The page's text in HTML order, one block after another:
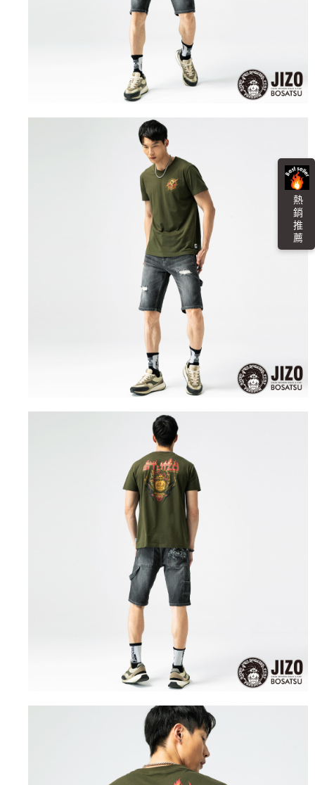
熱 銷 推 薦
2.基於同意付款使用「大哥付你分期」之契約關係目的，商店將以您的個人
資料（包含姓名、電話或地址）提供予台灣大哥大進項蒐集、處理及利用，
由本公司與您本人進行分期帳單所需資料之確認、核對及更正。
3.完整用戶服務條款，請詳閱以下連結：
https://oppay.tw/userRule
※ 交易是否成功請以「AFTEE先享後付 」之結帳頁面顯示為準，若有關於
是否繳費成功／繳費後需取消欲退款等相關疑問，請聯繫「AFTEE先享後付
https://netprotections.freshdesk.com/support/home
１．透過由恩沛科技股份有限公司提供之「AFTEE先享後付」服務完成之交
易，需依本服務之必要範圍內提供個人資料，並將交易相關給付款項請求債
權轉讓予恩沛科技股份有限公司。
３．未成年的使用者請事先徵得法定代理人或監護人之同意方可使用
「AFTEE先享後付」，若未經同意申辦者引起之損失，本公司不負相關責
４．使用「AFTEE先享後付」時，將依據個別帳號之用戶狀況，依本公司即
時審查核予不同之上限額度；若仍有額度不足之情形，本公司將視審查結果
５．嚴禁一人註冊多個帳號或使用他人資訊註冊。若發現惡意使用之情形，
恩沛科技股份有限公司將有權停止該用戶之使用額度並採取法律行動。
每筆NT$60，滿NT$3,000(含以上)免運費
每筆NT$80，滿NT$3,000(含以上)免運費
每筆NT$80，滿NT$3,000(含以上)免運費
每筆NT$100，滿NT$3,000(含以上)免運費
查看運費